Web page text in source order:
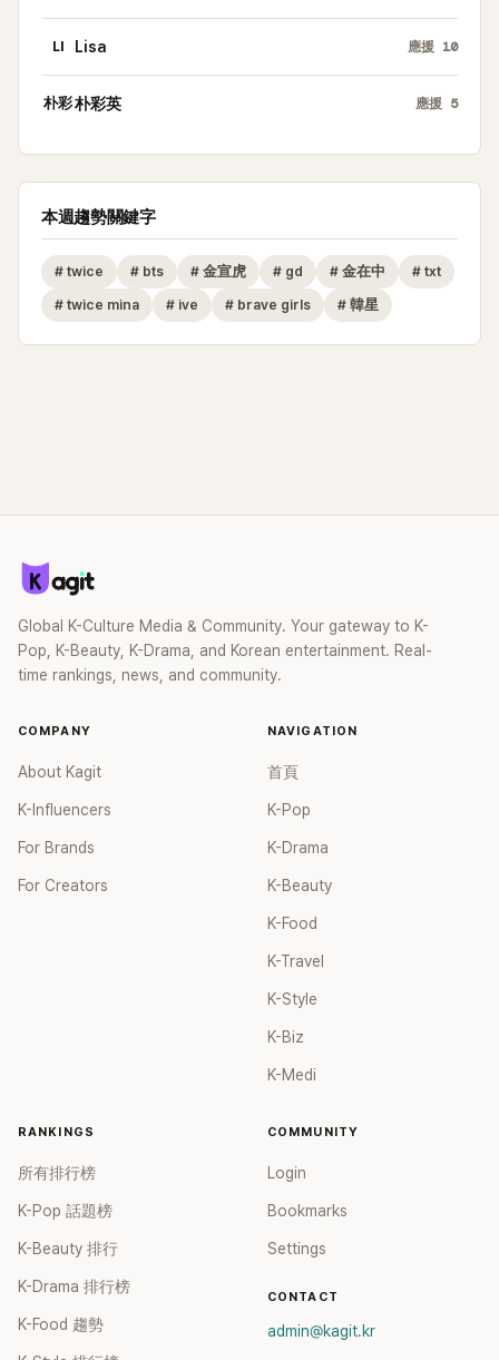
LI Lisa 應援 10
朴彩朴彩英 應援 5
本週趨勢關鍵字
# twice # bts # 金宣虎 # gd # 金在中 # txt
# twice mina # ive # brave girls # 韓星
Global K-Culture Media & Community. Your gateway to K-
Pop, K-Beauty, K-Drama, and Korean entertainment. Real-
time rankings, news, and community.
COMPANY
About Kagit
K-Influencers
For Brands
For Creators
NAVIGATION
首頁
K-Pop
K-Drama
K-Beauty
K-Food
K-Travel
K-Style
K-Biz
K-Medi
RANKINGS
所有排行榜
K-Pop 話題榜
K-Beauty 排行
K-Drama 排行榜
K-Food 趨勢
COMMUNITY
Login
Bookmarks
Settings
CONTACT
admin@kagit.kr